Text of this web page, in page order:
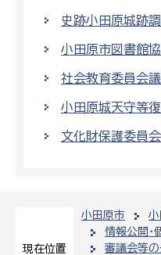
現在位置
小田原市 小
情報公開・
審議会等の
史跡小田原城跡
小田原市図書館
社会教育委員会議
小田原城天守等
文化財保護委員会